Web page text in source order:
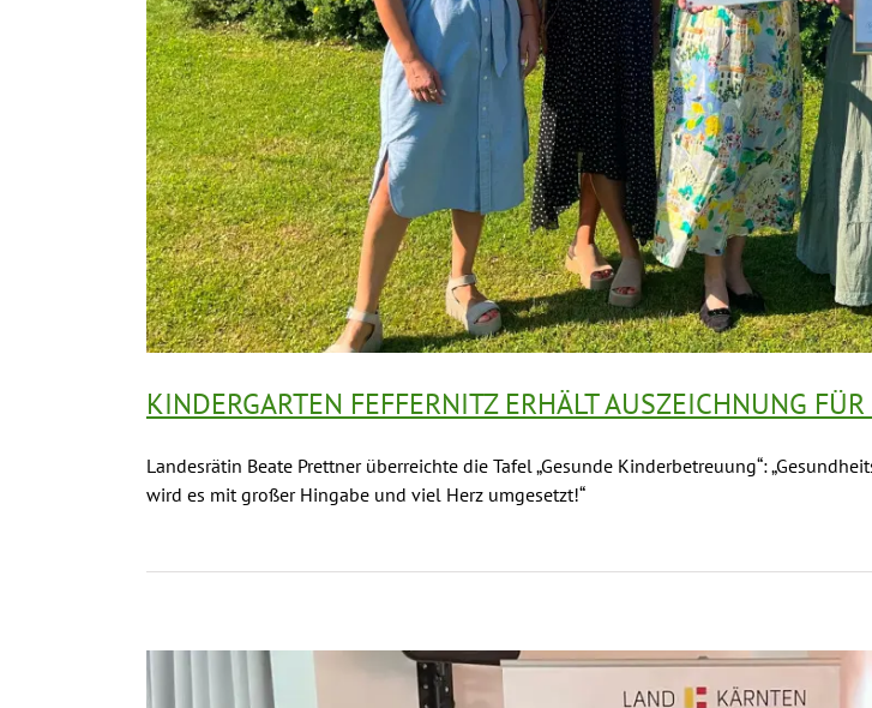
KINDERGARTEN FEFFERNITZ ERHÄLT AUSZEICHNUNG
Landesrätin Beate Prettner überreichte die Tafel „Gesunde Kinderbetreuung“:
wird es mit großer Hingabe und viel Herz umgesetzt!“